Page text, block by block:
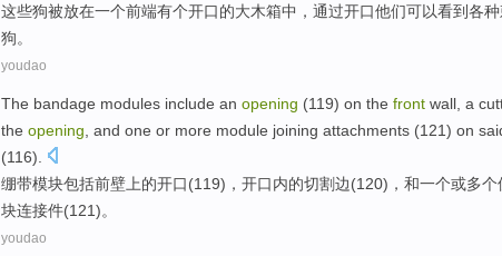
这些狗被放在一个前端有个开口的大木箱中， 通过开口他们可以看到各种
狗。
youdao
The bandage modules include an opening (119) on the front wall , a
the opening and one or more module joining attachments (121) on
(116).
绷带模块包括前壁上的开口(119)，开口内的切割边(120)， 和一个或多个
块连接件(121)。
youdao